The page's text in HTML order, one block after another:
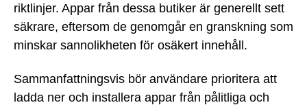
riktlinjer. Appar från dessa butiker är generellt sett
säkrare, eftersom de genomgår en granskning som
minskar sannolikheten för osäkert innehåll.
Sammanfattningsvis bör användare prioritera att
ladda ner och installera appar från pålitliga och